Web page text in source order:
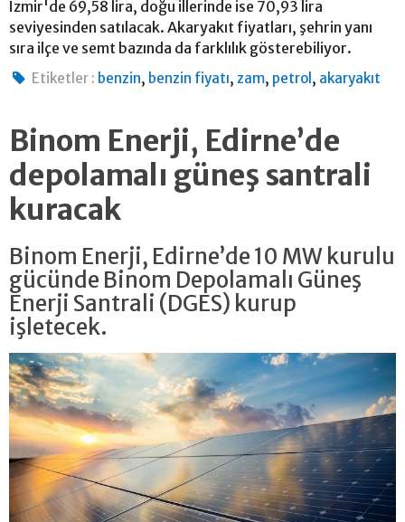
İzmir'de 69,58 lira, doğu illerinde ise 70,93 lira
seviyesinden satılacak. Akaryakıt fiyatları, şehrin yanı
sıra ilçe ve semt bazında da farklılık gösterebiliyor.
Etiketler : benzin, benzin fiyatı, zam, petrol , akaryakıt
Binom Enerji, Edirne’de
depolamalı güneş santrali
kuracak
Binom Enerji, Edirne’de 10 MW kurulu
gücünde Binom Depolamalı Güneş
Enerji Santrali (DGES) kurup
işletecek.